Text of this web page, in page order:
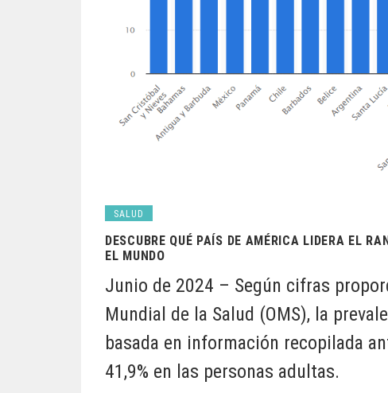
SALUD
DESCUBRE QUÉ PAÍS DE AMÉRICA LIDERA EL
EL MUNDO
Junio de 2024 – Según cifras
Mundial de la Salud (OMS), la
basada en información recopilada
41,9% en las personas adultas.